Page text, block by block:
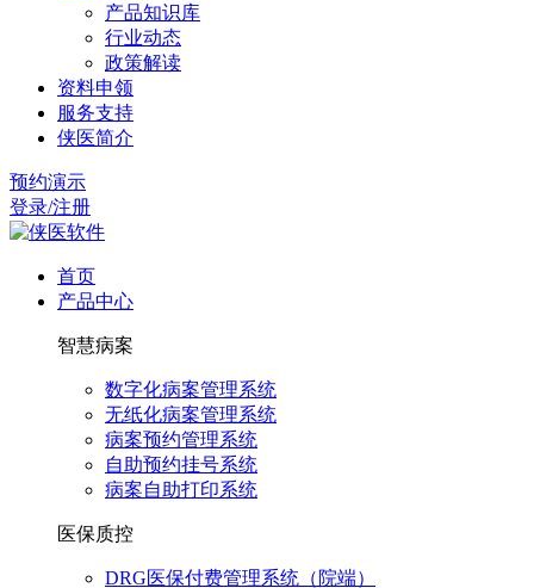
产品知识库
行业动态
政策解读
资料申领
服务支持
侠医简介
预约演示
登录/注册
首页
产品中心
智慧病案
数字化病案管理系统
无纸化病案管理系统
病案预约管理系统
自助预约挂号系统
病案自助打印系统
医保质控
DRG医保付费管理系统（院端）